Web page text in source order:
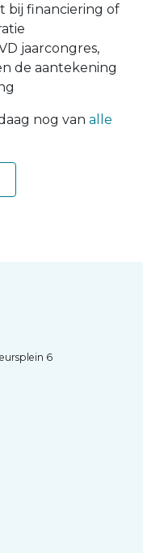
bij financiering of
jaarcongres,
de aantekening
nog van alle
6